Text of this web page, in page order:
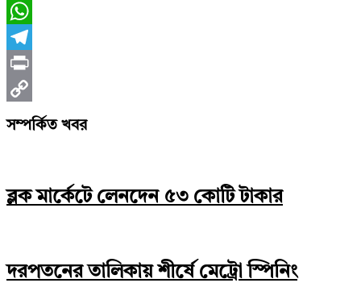
Messenger
WhatsApp
Telegram
Print
Copy
সম্পর্কিত খবর
ব্লক মার্কেটে লেনদেন ৫৩ কোটি টাকার
দরপতনের তালিকায় শীর্ষে মেট্রো স্পিনিং